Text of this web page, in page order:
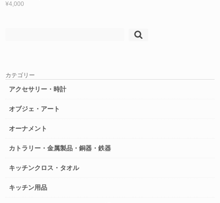
¥4,000
カテゴリー
アクセサリー・時計
オブジェ・アート
オーナメント
カトラリー・金属製品・銅器・鉄器
キッチンクロス・タオル
キッチン用品